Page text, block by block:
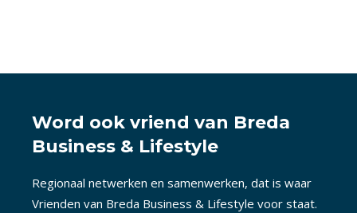
Word ook vriend van Breda
Business & Lifestyle
Regionaal netwerken en samenwerken, dat is waar
Vrienden van Breda Business & Lifestyle voor staat.